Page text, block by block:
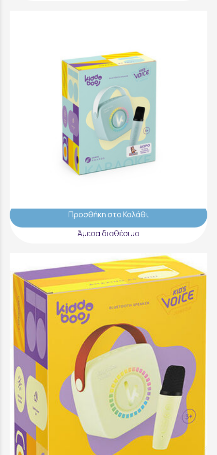
Kiddoboo Mini Karaoke Speaker & Mic Blue -
KBT3NTBLU
Προσθήκη στο Καλάθι
Άμεσα διαθέσιμο
Kiddoboo KidsVoice Junior mini Karaoke
Speaker & Mic Yellow - KBT3NTYEL
29,99 €